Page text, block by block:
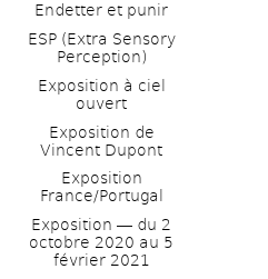
Endetter et punir
ESP (Extra Sensory
Perception)
Exposition à ciel
ouvert
Exposition de
Vincent Dupont
Exposition
France/Portugal
Exposition ― du 2
octobre 2020 au 5
février 2021